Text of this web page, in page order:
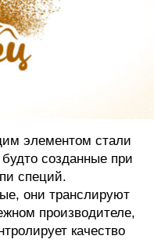
элементом стали
созданные при
специй.
они транслируют
производителе,
качество